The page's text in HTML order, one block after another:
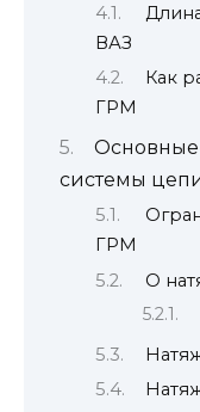
ВАЗ
Как
ГРМ
Основные
системы
ГРМ
О